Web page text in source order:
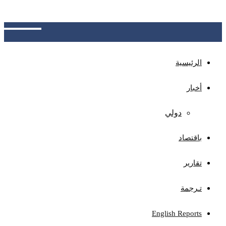
الرئيسية
أخبار
دولي
باقتصاد
تقارير
تـرجمة
English Reports